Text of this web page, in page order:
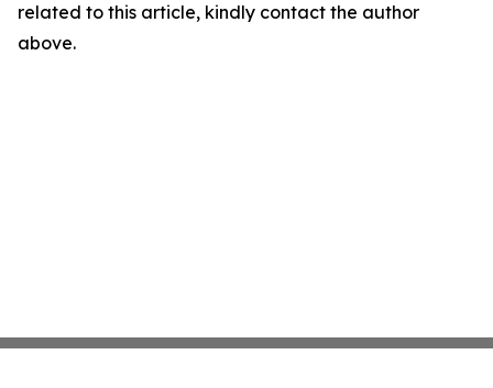
related to this article, kindly contact the author
above.